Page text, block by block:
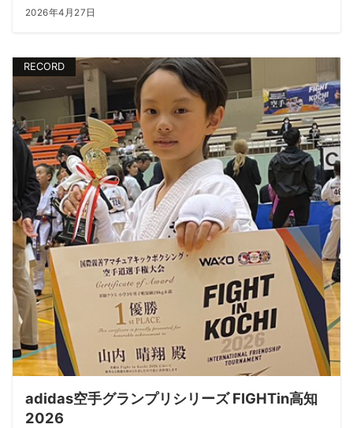
2026年4月27日
RECORD
adidas空手グランプリシリーズ FIGHTin高知
2026